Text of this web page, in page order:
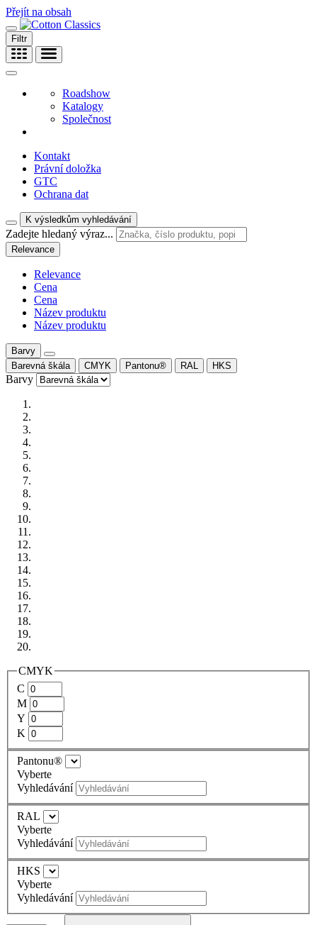
Přejít na obsah
Filtr
Roadshow
Katalogy
Společnost
Kontakt
Právní doložka
GTC
Ochrana dat
K výsledkům vyhledávání
Zadejte hledaný výraz...
Relevance
Relevance
Cena
Cena
Název produktu
Název produktu
Barvy
Barevná škála
CMYK Pantonu® RAL HKS
Barvy
CMYK
C
M
Y
K
Pantonu®
Vyberte
Vyhledávání
RAL
Vyberte
Vyhledávání
HKS
Vyberte
Vyhledávání